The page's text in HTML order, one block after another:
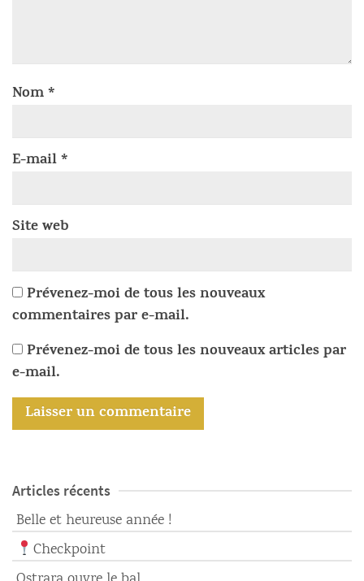
Nom*
E-mail*
Site web
Prévenez-moi de tous les nouveaux
commentaires par e-mail.
Prévenez-moi de tous les nouveaux articles par
e-mail.
Articles récents
Belle et heureuse année !
Checkpoint